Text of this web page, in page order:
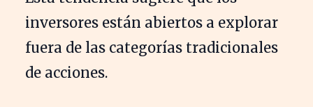
inversores están abiertos a explorar
fuera de las categorías tradicionales
de acciones.